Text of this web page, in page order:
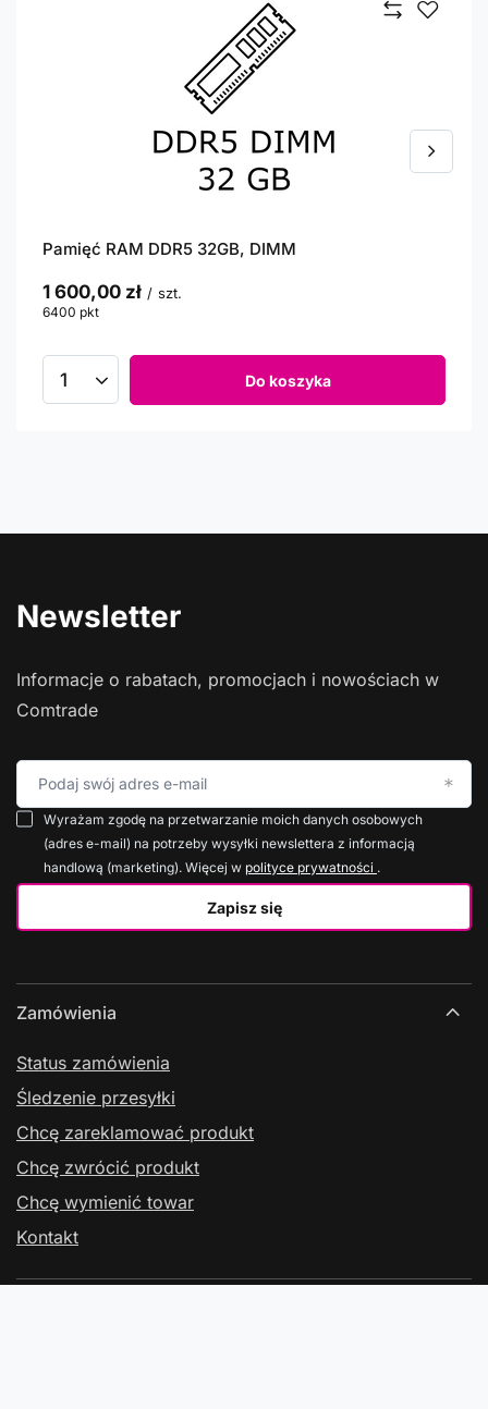
Pamięć RAM DDR5 32GB, DIMM
1 600,00 zł / szt.
6400 pkt
Do koszyka
Newsletter
Informacje o rabatach, promocjach i nowościach w
Comtrade
Podaj swój adres e-mail
Zapisz się
Wyrażam zgodę na przetwarzanie moich danych osobowych
(adres e-mail) na potrzeby wysyłki newslettera z informacją
handlową (marketing). Więcej w polityce prywatności .
Zamówienia
Status zamówienia
Śledzenie przesyłki
Chcę zareklamować produkt
Chcę zwrócić produkt
Chcę wymienić towar
Kontakt